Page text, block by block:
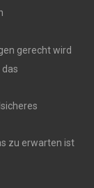
gerecht wird
zu erwarten ist